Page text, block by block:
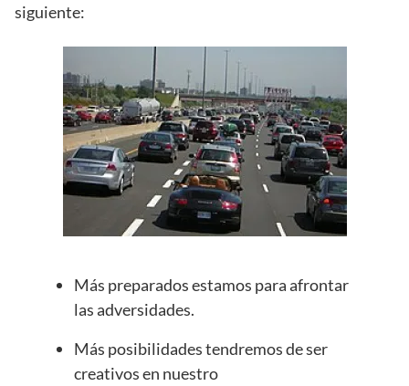
siguiente:
Más preparados estamos para afrontar
las adversidades.
Más posibilidades tendremos de ser
creativos en nuestro